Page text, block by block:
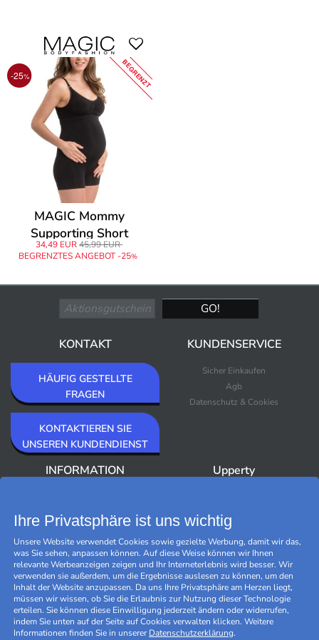
-25% BEGRENZT
MAGIC Mommy
Supporting Short
34,49 EUR45,99 EUR
BEGRENZTES ANGEBOT -25%
KONTAKT
HÄUFIG GESTELLTE
FRAGEN
KONTAKTIEREN SIE
UNSEREN KUNDENDIENST
KUNDENSERVICE
Sicher Einkaufen
Agb
Datenschutz & Cookies
INFORMATION
Newsletter
Upperty
Bestseller
Outlet
Marken
Black Friday
Cookies verwalten
Ihre Privatsphäre ist uns wichtig
Unsere Website verwendet Cookies sowie gezielte Werbung, damit wir das,
was Sie sehen, anpassen können. Auf diese Weise können wir Ihnen
relevante Werbeanzeigen zeigen und Ihr Interneterlebnis wird besser. Wir
verwenden sie außerdem, um die Ergebnisse auslesen zu können, um den
Inhalt der Website anzupassen. Da uns Ihre Privatsphäre am Herzen liegt,
müssen wir wissen, ob Sie die Erlaubnis zur Nutzung dieser Technologie
erteilen. Sie können diese Einwilligung jederzeit ändern oder widerrufen,
indem Sie unten auf der Seite auf Cookies verwalten klicken. Weitere
Informationen finden Sie in unsererDatenschutzerklärung.